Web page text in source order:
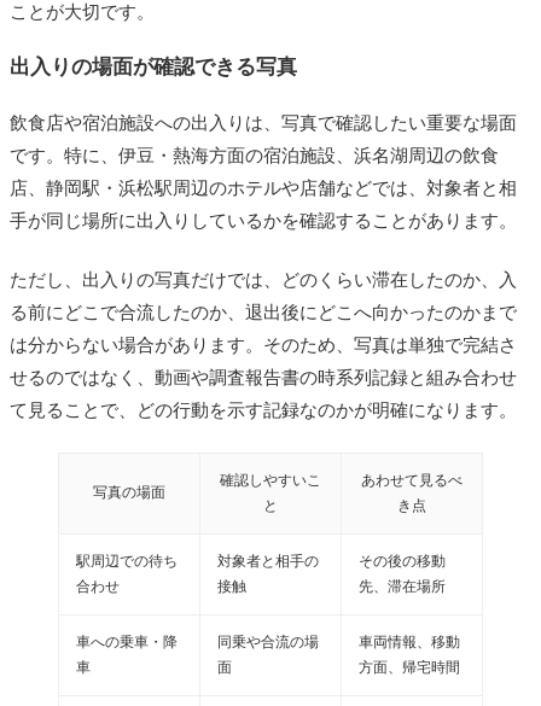
ことが大切です。
出入りの場面が確認できる写真
飲食店や宿泊施設への出入りは、写真で確認したい重要な場面
です。特に、伊豆・熱海方面の宿泊施設、浜名湖周辺の飲食
店、静岡駅・浜松駅周辺のホテルや店舗などでは、対象者と相
手が同じ場所に出入りしているかを確認することがあります。
ただし、出入りの写真だけでは、どのくらい滞在したのか、入
る前にどこで合流したのか、退出後にどこへ向かったのかまで
は分からない場合があります。そのため、写真は単独で完結さ
せるのではなく、動画や調査報告書の時系列記録と組み合わせ
て見ることで、どの行動を示す記録なのかが明確になります。
写真の場面
確認しやすいこ
と
あわせて見るべ
き点
駅周辺での待ち
合わせ
対象者と相手の
接触
その後の移動
先、滞在場所
車への乗車・降
車
同乗や合流の場
面
車両情報、移動
方面、帰宅時間